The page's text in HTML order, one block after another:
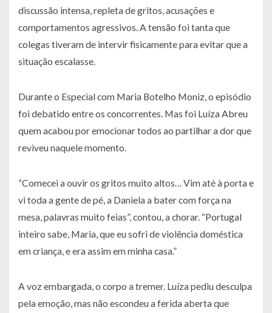
discussão intensa, repleta de gritos, acusações e
comportamentos agressivos. A tensão foi tanta que
colegas tiveram de intervir fisicamente para evitar que a
situação escalasse.
Durante o Especial com Maria Botelho Moniz, o episódio
foi debatido entre os concorrentes. Mas foi Luíza Abreu
quem acabou por emocionar todos ao partilhar a dor que
reviveu naquele momento.
“Comecei a ouvir os gritos muito altos… Vim até à porta e
vi toda a gente de pé, a Daniela a bater com força na
mesa, palavras muito feias”, contou, a chorar. “Portugal
inteiro sabe, Maria, que eu sofri de violência doméstica
em criança, e era assim em minha casa.”
A voz embargada, o corpo a tremer. Luíza pediu desculpa
pela emoção, mas não escondeu a ferida aberta que